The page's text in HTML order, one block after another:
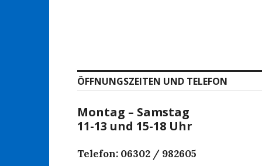
ÖFFNUNGSZEITEN UND TELEFON
Montag – Samstag
11-13 und 15-18 Uhr
Telefon: 06302 / 982605